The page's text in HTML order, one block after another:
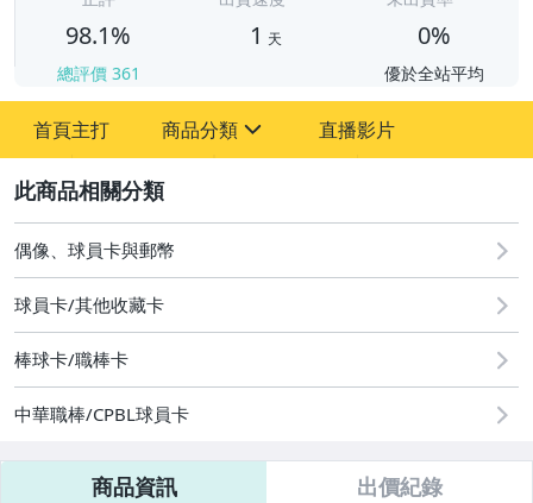
98.1%
總評價 361
1 天 0%
優於全站平均
首頁主打 商品分類
偶像、球員卡與郵幣
直播影片
偶像、球員卡與郵幣
球員卡/其他收藏卡
棒球卡/職棒卡
中華職棒/CPBL球員卡
商品資訊 出價紀錄